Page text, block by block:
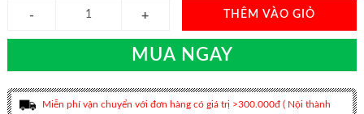
THÊM VÀO GIỎ
MUA NGAY
Miễn phí vận chuyển với đơn hàng có giá trị >300.000đ ( Nội thành